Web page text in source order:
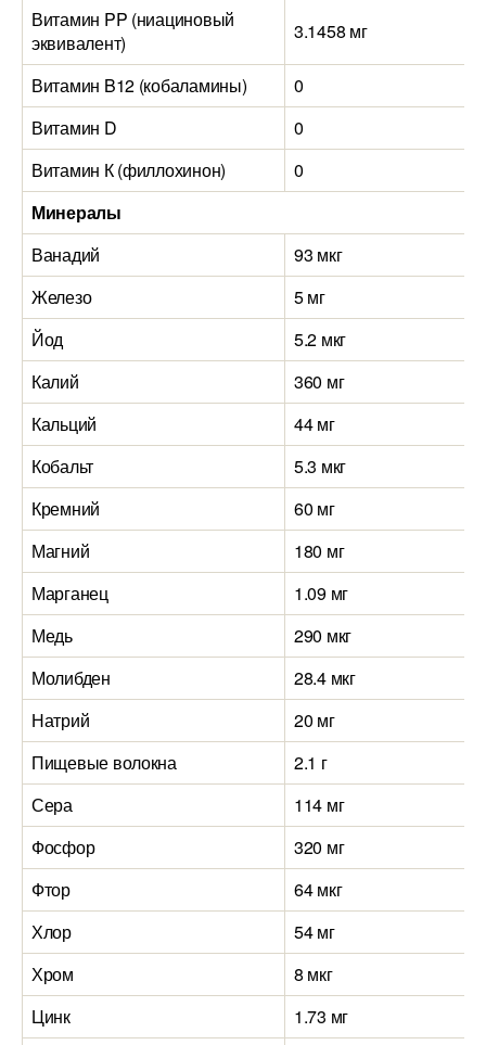
Витамин PP (ниациновый
эквивалент)
3.1458 мг
Витамин B12 (кобаламины)
0
Витамин D
0
Витамин К (филлохинон)
0
Минералы
Ванадий
93 мкг
Железо
5 мг
Йод
5.2 мкг
Калий
360 мг
Кальций
44 мг
Кобальт
5.3 мкг
Кремний
60 мг
Магний
180 мг
Марганец
1.09 мг
Медь
290 мкг
Молибден
28.4 мкг
Натрий
20 мг
Пищевые волокна
2.1 г
Сера
114 мг
Фосфор
320 мг
Фтор
64 мкг
Хлор
54 мг
Хром
8 мкг
Цинк
1.73 мг